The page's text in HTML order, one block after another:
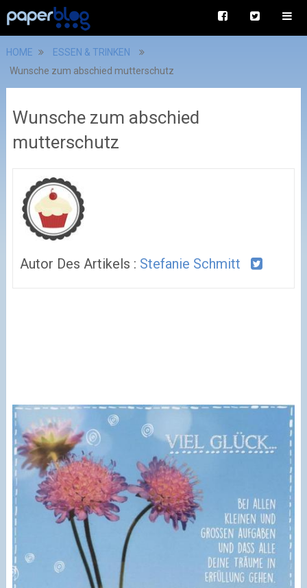
HOME
ESSEN & TRINKEN
Wunsche zum abschied mutterschutz
Wunsche zum abschied
mutterschutz
Autor Des Artikels : Stefanie Schmitt